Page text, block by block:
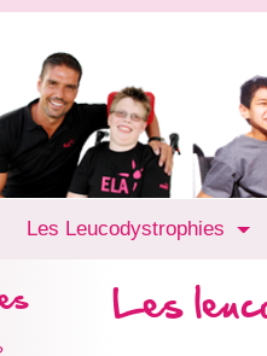
Les Leucodystrophies
Les